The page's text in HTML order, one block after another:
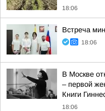
18:06
Встреча
18:06
В Москве
– первой
Книги
18:06